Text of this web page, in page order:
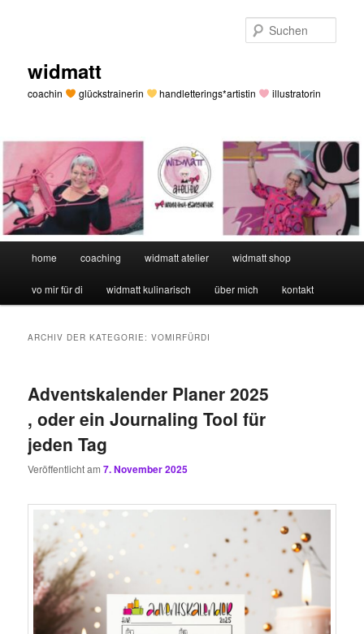
widmatt
coachin glückstrainerin handletterings*artistin illustratorin
home coaching widmatt atelier widmatt shop
vo mir für di widmatt kulinarisch über mich kontakt
ARCHIV DER KATEGORIE:VOMIRFÜRDI
Adventskalender Planer 2025
, oder ein Journaling Tool für
jeden Tag
Veröffentlicht am7. November 2025